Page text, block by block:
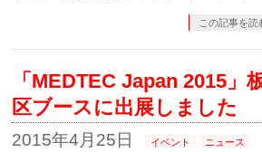
この記事を読
「MEDTEC Japan 2015」
区ブースに出展しました
2015年4月25日 イベント ニュース